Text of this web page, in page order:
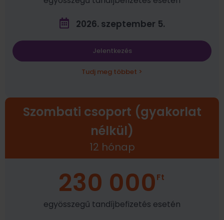
2026. szeptember 5.
Jelentkezés
Tudj meg többet >
Szombati csoport (gyakorlat
nélkül)
12 hónap
230 000Ft
egyösszegű tandíjbefizetés esetén